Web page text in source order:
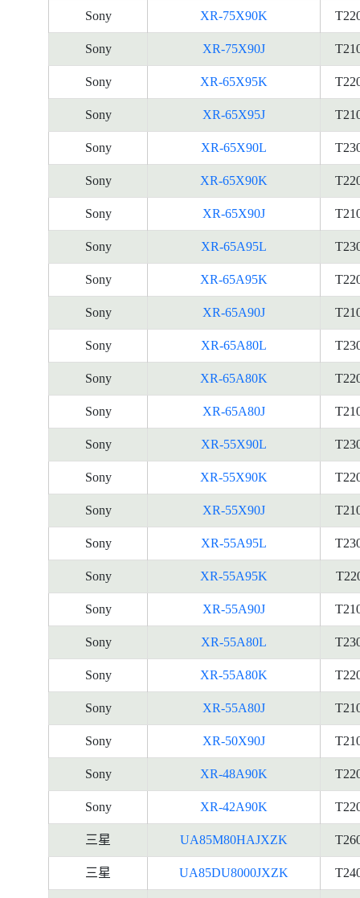
Sony XR-75X90K
Sony XR-75X90J
Sony XR-65X95K
Sony XR-65X95J
Sony XR-65X90L
Sony XR-65X90K
Sony XR-65X90J
Sony XR-65A95L
Sony XR-65A95K
Sony XR-65A90J
Sony XR-65A80L
Sony XR-65A80K
Sony XR-65A80J
Sony XR-55X90L
Sony XR-55X90K
Sony XR-55X90J
Sony XR-55A95L
Sony XR-55A95K
Sony XR-55A90J
Sony XR-55A80L
Sony XR-55A80K
Sony XR-55A80J
Sony XR-50X90J
Sony XR-48A90K
Sony XR-42A90K
三星 UA85M80HAJXZK
三星 UA85DU8000JXZK